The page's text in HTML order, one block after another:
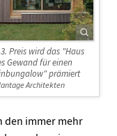
Preis wird das "Haus
Gewand für einen
prämiert
Architekten
den immer mehr